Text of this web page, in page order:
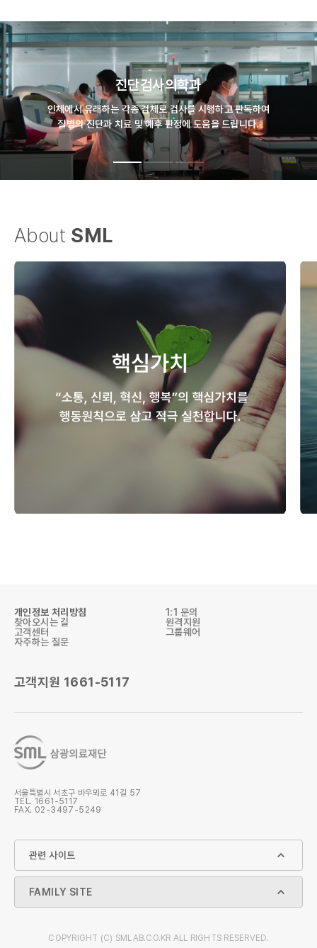
진단검사의학과
인체에서 유래하는 각종 검체로 검사를 시행하고 판독하여
질병의 진단과 치료 및 예후 판정에 도움을 드립니다.
About SML
개인정보 처리방침
찾아오시는 길
고객센터
자주하는 질문
1:1 문의
원격지원
그룹웨어
고객지원 1661-5117
서울특별시 서초구 바우뫼로 41길 57
TEL. 1661-5117
FAX. 02-3497-5249
관련 사이트
FAMILY SITE
COPYRIGHT (C) SMLAB.CO.KR ALL RIGHTS RESERVED.
검사항목 조회 검사결과 조회